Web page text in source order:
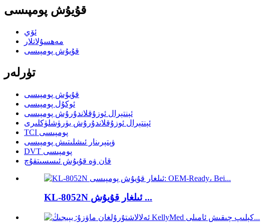
قۇيۇش پومپىسى
ئۆي
مەھسۇلاتلار
قۇيۇش پومپىسى
تۈرلەر
قۇيۇش پومپىسى
ئوكۇل پومپىسى
ئېنتېرال ئوزۇقلاندۇرۇش پومپىسى
ئېنتېرال ئوزۇقلاندۇرۇش يۈرۈشلۈكلىرى
TCI پومپىسى
ۋېتېرىنار ئىشلىتىش پومپىسى
DVT پومپىسى
قان ۋە قۇيۇش ئىسسىتقۇچ
KL-8052N ئىلغار قۇيۇش ...